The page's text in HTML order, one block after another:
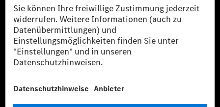
* Die angegebenen Werte wurden nach dem vorgeschriebenen
Messverfahren WLTP (Worldwide harmonised Light vehicles Test
Procedure) ermittelt. Die angegebenen Spannweiten beziehen sich auf
den europäischen Markt. Der Energieverbrauch und der CO₂-Ausstoß
eines Pkw sind nicht nur von der effizienten Ausnutzung des Kraftstoffs
bzw. des Energieträgers durch den Pkw, sondern auch vom Fahrstil und
anderen nichttechnischen Faktoren abhängig.
** Der Stromverbrauch wurde auf der Grundlage der VO 692/2008/EG